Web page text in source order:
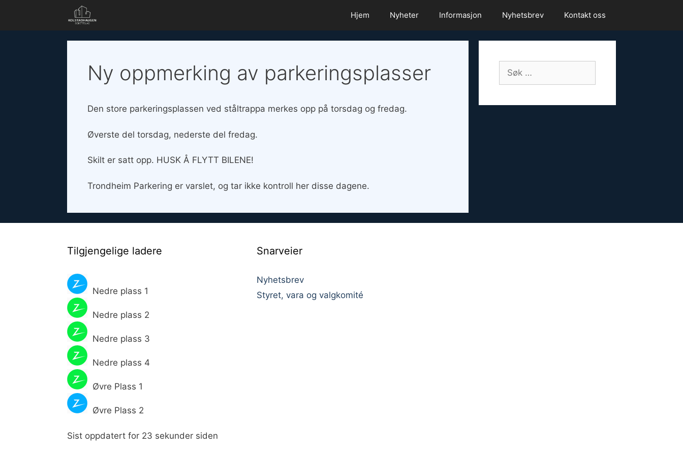
Hjem Nyheter Informasjon Nyhetsbrev Kontakt oss
Ny oppmerking av parkeringsplasser
Den store parkeringsplassen ved ståltrappa merkes opp på torsdag og fredag.
Øverste del torsdag, nederste del fredag.
Skilt er satt opp. HUSK Å FLYTT BILENE!
Trondheim Parkering er varslet, og tar ikke kontroll her disse dagene.
Søk
etter:
Tilgjengelige ladere
Nedre plass 1
Nedre plass 2
Nedre plass 3
Nedre plass 4
Øvre Plass 1
Øvre Plass 2
Sist oppdatert for 23 sekunder siden
Snarveier
Nyhetsbrev
Styret, vara og valgkomité